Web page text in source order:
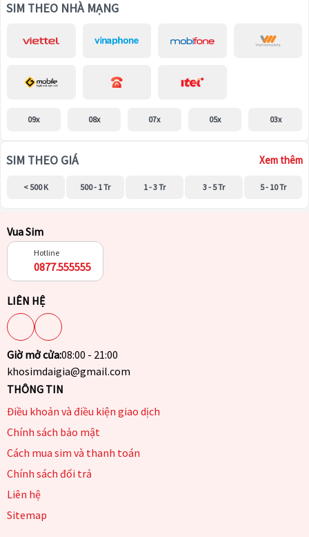
SIM THEO NHÀ MẠNG
09x 08x 07x 05x 03x
SIM THEO GIÁ Xem thêm
< 500 K 500 - 1 Tr 1 - 3 Tr 3 - 5 Tr 5 - 10 Tr
Vua Sim
Hotline
0877.555555
LIÊN HỆ
Giờ mở cửa:08:00 - 21:00
khosimdaigia@gmail.com
THÔNG TIN
Điều khoản và điều kiện giao dịch
Chính sách bảo mật
Cách mua sim và thanh toán
Chính sách đổi trả
Liên hệ
Sitemap